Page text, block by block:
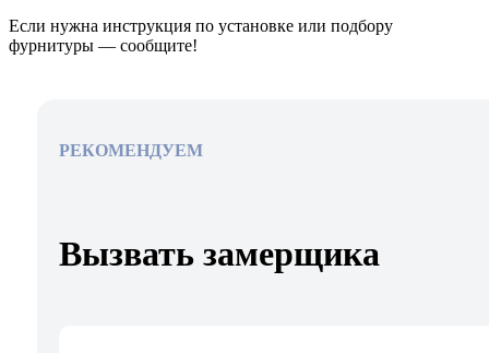
Если нужна инструкция по установке или подбору
фурнитуры — сообщите!
РЕКОМЕНДУЕМ
Вызвать замерщика